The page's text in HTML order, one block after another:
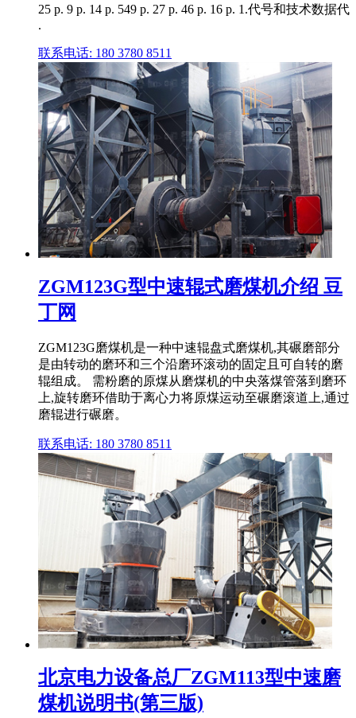
25 p. 9 p. 14 p. 549 p. 27 p. 46 p. 16 p. 1.代号和技术数据代
.
联系电话: 180 3780 8511
ZGM123G型中速辊式磨煤机介绍 豆
丁网
ZGM123G磨煤机是一种中速辊盘式磨煤机,其碾磨部分
是由转动的磨环和三个沿磨环滚动的固定且可自转的磨
辊组成。 需粉磨的原煤从磨煤机的中央落煤管落到磨环
上,旋转磨环借助于离心力将原煤运动至碾磨滚道上,通过
磨辊进行碾磨。
联系电话: 180 3780 8511
北京电力设备总厂ZGM113型中速磨
煤机说明书(第三版)